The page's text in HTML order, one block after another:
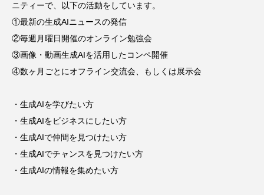
ニティーで、以下の活動をしています。
①最新の生成AIニュースの発信
②毎週月曜日開催のオンライン勉強会
③画像・動画生成AIを活用したコンペ開催
④数ヶ月ごとにオフライン交流会、もしくは展示会
・生成AIを学びたい方
・生成AIをビジネスにしたい方
・生成AIで仲間を見つけたい方
・生成AIでチャンスを見つけたい方
・生成AIの情報を集めたい方